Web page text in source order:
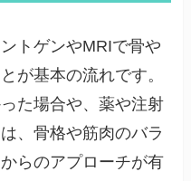
トゲンやMRIで骨や
が基本の流れです。
た場合や、薬や注射
、骨格や筋肉のバラ
らのアプローチが有